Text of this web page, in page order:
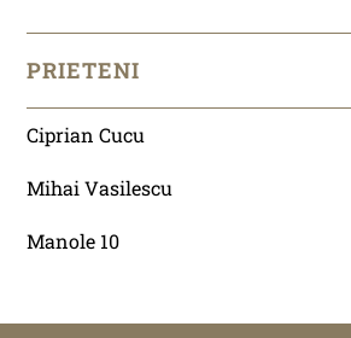
PRIETENI
Ciprian Cucu
Mihai Vasilescu
Manole 10